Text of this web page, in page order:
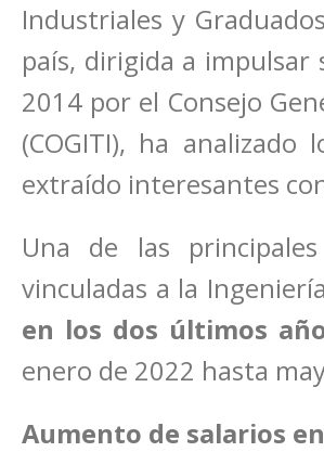
Industriales y
país, dirigida a impulsar
2014 por el Consejo
(COGITI), ha
extraído interesantes
Una de las
vinculadas a la
en los dos últimos
enero de 2022 hasta
Aumento de salarios